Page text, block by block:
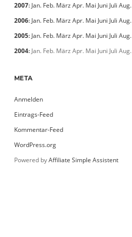
2007: Jan. Feb. März Apr. Mai Juni Juli Aug.
2006: Jan. Feb. März Apr. Mai Juni Juli Aug.
2005: Jan. Feb. März Apr. Mai Juni Juli Aug.
2004: Jan. Feb. März Apr. Mai Juni Juli Aug.
META
Anmelden
Eintrags-Feed
Kommentar-Feed
WordPress.org
Powered byAffiliate Simple Assistent